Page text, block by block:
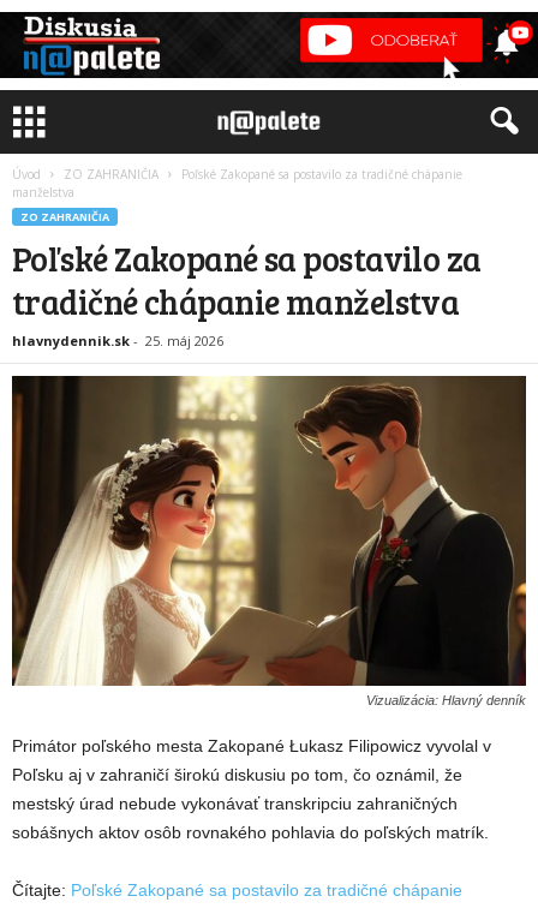
Úvod ZO ZAHRANIČIA
Poľské Zakopané sa postavilo za tradičné chápanie
manželstva
ZO ZAHRANIČIA
Poľské Zakopané sa postavilo za
tradičné chápanie manželstva
hlavnydennik.sk - 25. máj 2026
Vizualizácia: Hlavný denník
Primátor poľského mesta Zakopané Łukasz Filipowicz vyvolal v
Poľsku aj v zahraničí širokú diskusiu po tom, čo oznámil, že
mestský úrad nebude vykonávať transkripciu zahraničných
sobášnych aktov osôb rovnakého pohlavia do poľských matrík.
Čítajte: Poľské Zakopané sa postavilo za tradičné chápanie